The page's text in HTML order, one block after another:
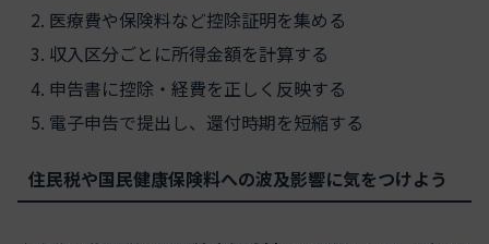
医療費や保険料など控除証明を集める
収入区分ごとに所得金額を計算する
申告書に控除・経費を正しく反映する
電子申告で提出し、還付時期を短縮する
住民税や国民健康保険料への波及影響に気をつけよう